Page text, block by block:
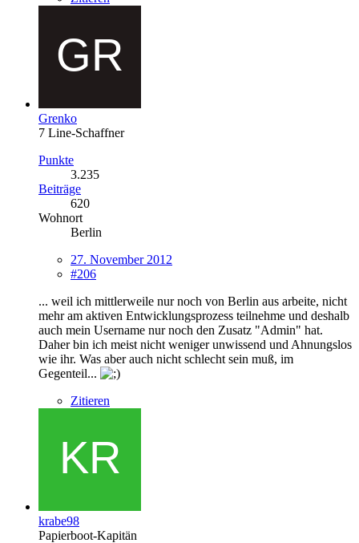
Grenko
7 Line-Schaffner
Punkte
3.235
Beiträge
620
Wohnort
Berlin
27. November 2012
#206
... weil ich mittlerweile nur noch von Berlin aus arbeite, nicht
mehr am aktiven Entwicklungsprozess teilnehme und deshalb
auch mein Username nur noch den Zusatz "Admin" hat.
Daher bin ich meist nicht weniger unwissend und Ahnungslos
wie ihr. Was aber auch nicht schlecht sein muß, im
Gegenteil...
Zitieren
krabe98
Papierboot-Kapitän